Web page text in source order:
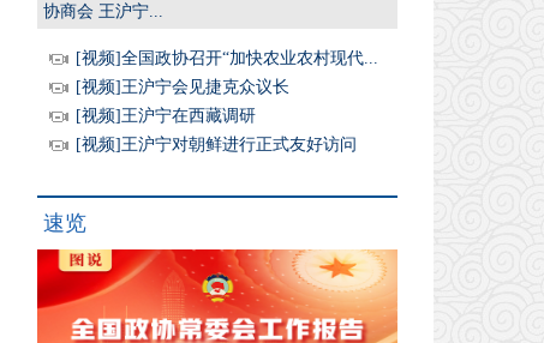
协商会 王沪宁...
[视频]全国政协召开“加快农业农村现代...
[视频]王沪宁会见捷克众议长
[视频]王沪宁在西藏调研
[视频]王沪宁对朝鲜进行正式友好访问
速览